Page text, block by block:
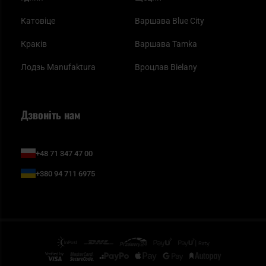
Катовіце
Краків
Лодзь Manufaktura
Варшава Blue City
Варшава Tamka
Вроцлав Bielany
Дзвоніть нам
+48 71 347 47 00
+380 94 711 6975